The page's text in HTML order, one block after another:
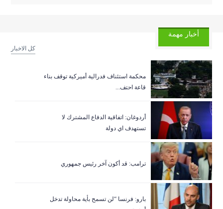
أخبار مهمة
كل الاخبار
‏محكمة استئناف فدرالية أميركية توقف بناء
قاعة احتف...
أردوغان: اتفاقية الدفاع المشترك لا
تستهدف اي دولة
ترامب: قد أكون آخر رئيس جمهوري
بارو: فرنسا “لن تسمح بأية محاولة تدخل